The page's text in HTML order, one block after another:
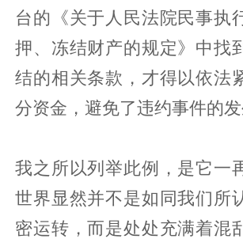
台的《关于人民法院民事执
押、冻结财产的规定》中找
结的相关条款，才得以依法
分资金，避免了违约事件的发
我之所以列举此例，是它一
世界显然并不是如同我们所
密运转，而是处处充满着混